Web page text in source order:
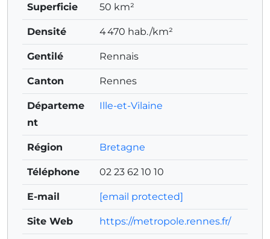
Superficie 50 km²
Densité 4 470 hab./km²
Gentilé Rennais
Canton Rennes
Départeme
nt
Ille-et-Vilaine
Région Bretagne
Téléphone 02 23 62 10 10
E-mail [email protected]
Site Web https://metropole.rennes.fr/